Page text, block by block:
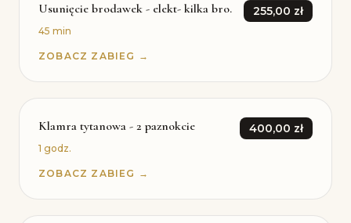
Usunięcie brodawek - elekt- kilka bro. 255,00 zł
45 min
ZOBACZ ZABIEG →
Klamra tytanowa - 2 paznokcie 400,00 zł
1 godz.
ZOBACZ ZABIEG →